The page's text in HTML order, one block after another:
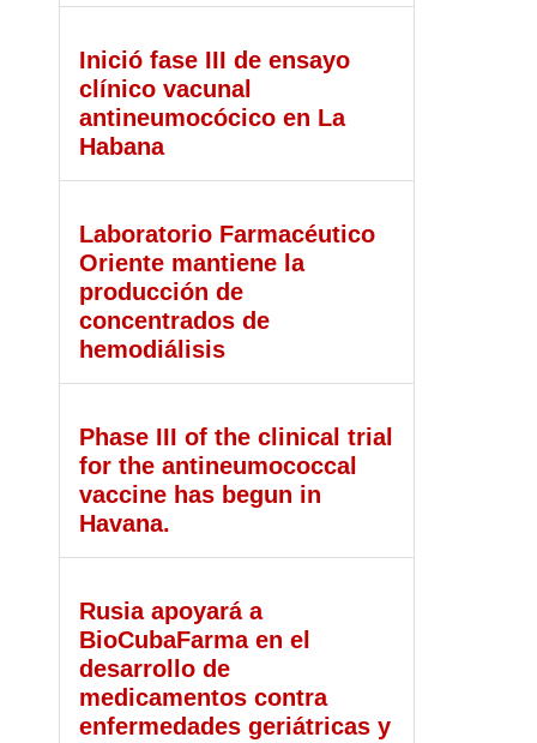
Inició fase III de ensayo
clínico vacunal
antineumocócico en La
Habana
Laboratorio Farmacéutico
Oriente mantiene la
producción de
concentrados de
hemodiálisis
Phase III of the clinical trial
for the antineumococcal
vaccine has begun in
Havana.
Rusia apoyará a
BioCubaFarma en el
desarrollo de
medicamentos contra
enfermedades geriátricas y